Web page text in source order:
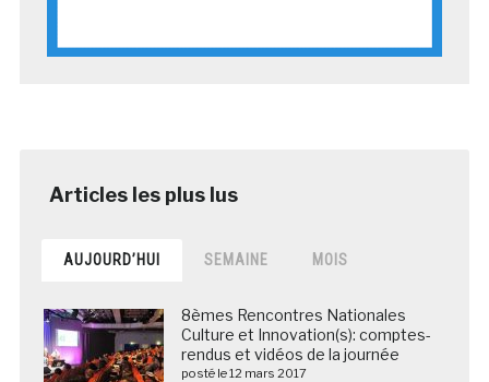
AUJOURD’HUI SEMAINE MOIS
8èmes Rencontres Nationales
Culture et Innovation(s): comptes-
rendus et vidéos de la journée
posté le 12 mars 2017